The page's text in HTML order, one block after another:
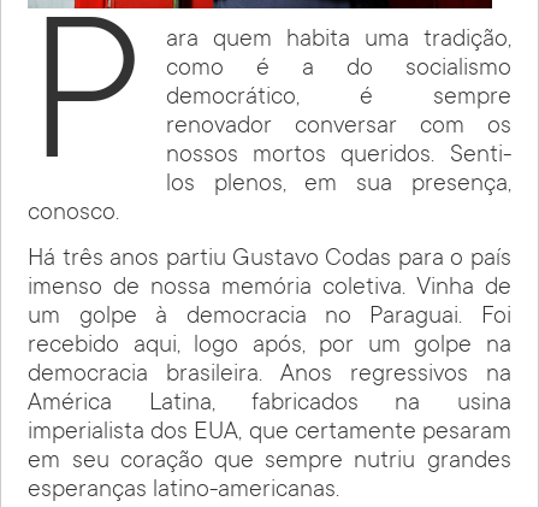
P
ara quem habita uma tradição,
como é a do socialismo
democrático, é sempre
renovador conversar com os
nossos mortos queridos. Senti-
los plenos, em sua presença,
conosco.
Há três anos partiu Gustavo Codas para o país
imenso de nossa memória coletiva. Vinha de
um golpe à democracia no Paraguai. Foi
recebido aqui, logo após, por um golpe na
democracia brasileira. Anos regressivos na
América Latina, fabricados na usina
imperialista dos EUA, que certamente pesaram
em seu coração que sempre nutriu grandes
esperanças latino-americanas.